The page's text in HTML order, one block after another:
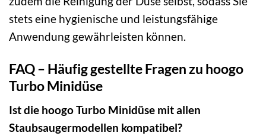
stets eine hygienische und leistungsfähige
Anwendung gewährleisten können.
FAQ – Häufig gestellte Fragen zu hoogo
Turbo Minidüse
Ist die hoogo Turbo Minidüse mit allen
Staubsaugermodellen kompatibel?